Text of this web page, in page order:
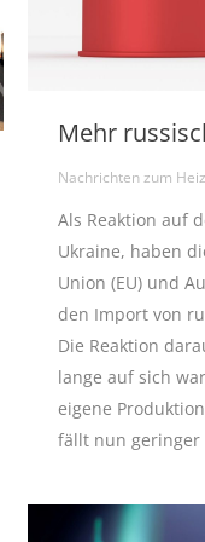
Mehr
Nachrichten zum
Als Reaktion auf
Ukraine, haben
Union (EU) und
den Import von
Die Reaktion
lange auf sich
eigene
fällt nun geringer